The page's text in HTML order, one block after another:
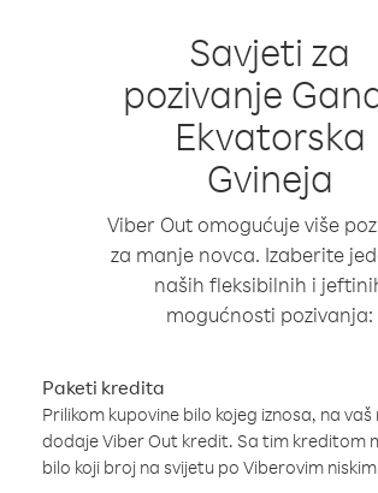
Savjeti za
pozivanje
Ekvatorska
Gvineja
Viber Out omogućuje više
za manje novca. Izaberite
naših fleksibilnih i
mogućnosti pozivanja:
Paketi kredita
Prilikom kupovine bilo kojeg iznosa, na
dodaje Viber Out kredit. Sa tim kreditom
bilo koji broj na svijetu po Viberovim